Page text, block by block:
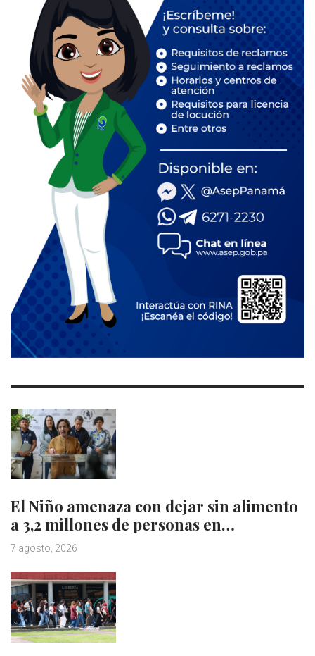
El Niño amenaza con dejar sin alimento
a 3,2 millones de personas en…
7 agosto, 2026